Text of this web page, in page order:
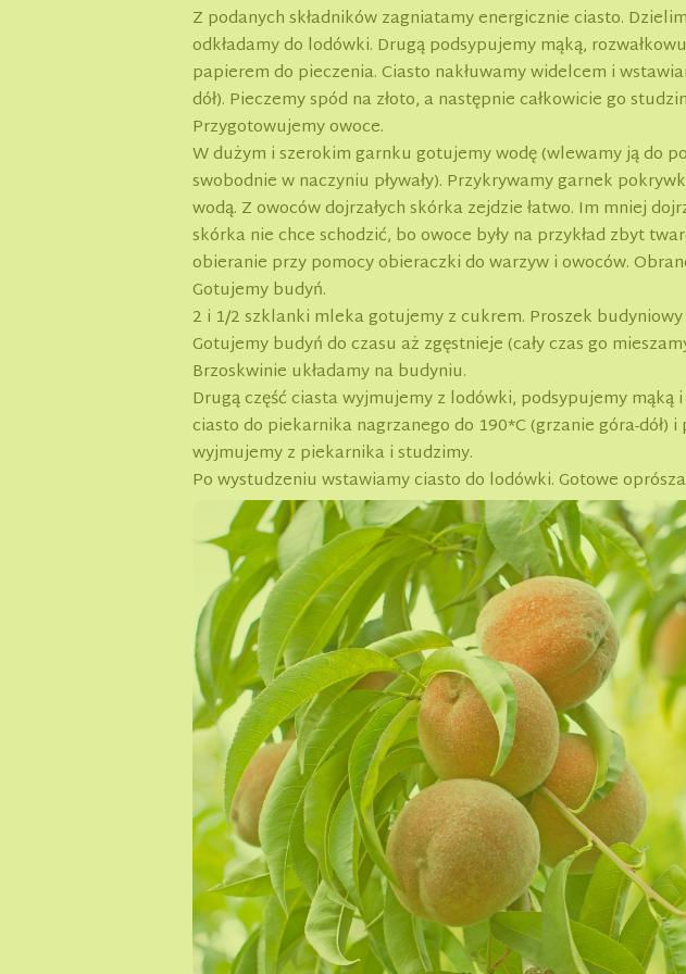
Z podanych składników zagniatamy energicznie ciasto.
odkładamy do lodówki. Drugą podsypujemy mąką,
papierem do pieczenia. Ciasto nakłuwamy widelcem i
dół). Pieczemy spód na złoto, a następnie całkowicie go
Przygotowujemy owoce.
W dużym i szerokim garnku gotujemy wodę (wlewamy ją do
swobodnie w naczyniu pływały). Przykrywamy garnek
wodą. Z owoców dojrzałych skórka zejdzie łatwo. Im mniej
skórka nie chce schodzić, bo owoce były na przykład zbyt
obieranie przy pomocy obieraczki do warzyw i owoców.
Gotujemy budyń.
2 i 1/2 szklanki mleka gotujemy z cukrem. Proszek
Gotujemy budyń do czasu aż zgęstnieje (cały czas go
Brzoskwinie układamy na budyniu.
Drugą część ciasta wyjmujemy z lodówki, podsypujemy
ciasto do piekarnika nagrzanego do 190*C (grzanie góra-
wyjmujemy z piekarnika i studzimy.
Po wystudzeniu wstawiamy ciasto do lodówki. Gotowe